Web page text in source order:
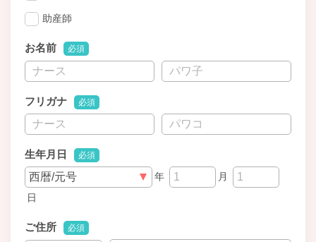
助産師
お名前 必須
フリガナ 必須
生年月日 必須
年
月
日
ご住所 必須